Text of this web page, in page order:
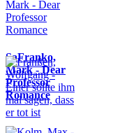
SaFranko,
Mark - Dear
Professor
Romance